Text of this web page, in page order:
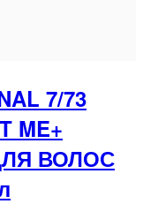
7/73
ME+
ВОЛОС